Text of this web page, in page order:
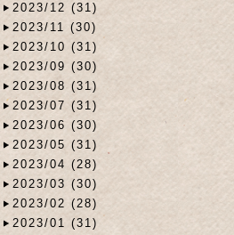
2023/12 (31)
2023/11 (30)
2023/10 (31)
2023/09 (30)
2023/08 (31)
2023/07 (31)
2023/06 (30)
2023/05 (31)
2023/04 (28)
2023/03 (30)
2023/02 (28)
2023/01 (31)